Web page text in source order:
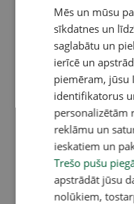
Mēs un mūsu
sīkdatnes un
saglabātu un
ierīcē un
piemēram, jūsu
identifikatorus
personalizētām
reklāmu un
ieskatiem un
Trešo pušu
apstrādāt jūsu
nolūkiem,